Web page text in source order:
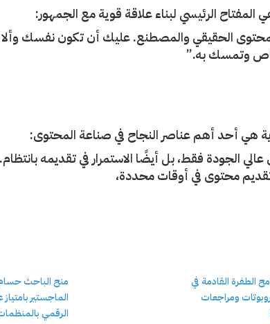
المفتاح الرئيسي لبناء علاقة قوية مع الجمهور:
الحقيقي والمصطنع. عليك أن تكون نفسك وألا
وتمسك به.”
هي أحد أهم عناصر النجاح في صناعة المحتوى:
الجودة فقط، بل أيضًا الاستمرار في تقديمه
محتوى في أوقات محددة،
الطفرة القادمة في
ومراجعات
منح الباحث
الماجستير
الرقمي